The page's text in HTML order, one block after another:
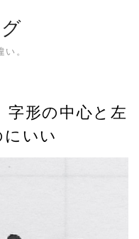
。
字形の中心と左
いい